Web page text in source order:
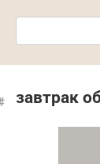
Поиск:
завтрак